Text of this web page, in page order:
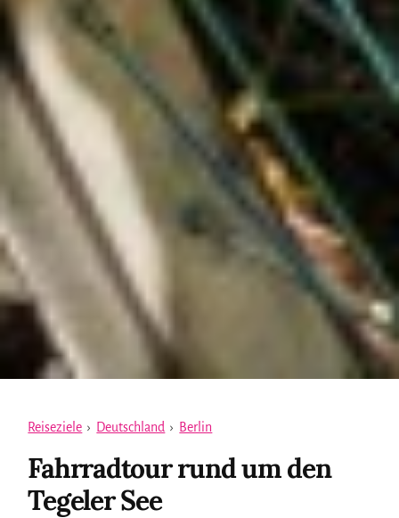
Reiseziele › Deutschland › Berlin
Fahrradtour rund um den
Tegeler See